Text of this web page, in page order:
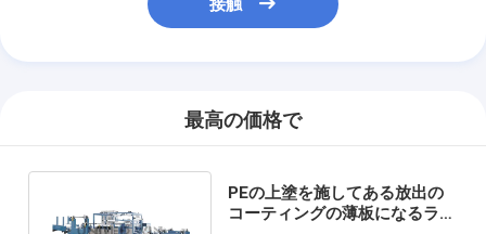
接触
最高の価格で
PEの上塗を施してある放出の
コーティングの薄板になるライ